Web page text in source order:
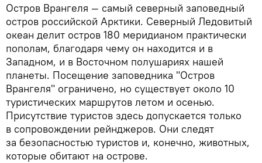
Остров Врангеля — самый северный заповедный
остров российской Арктики. Северный Ледовитый
океан делит остров 180 меридианом практически
пополам, благодаря чему он находится и в
Западном, и в Восточном полушариях нашей
планеты. Посещение заповедника "Остров
Врангеля" ограничено, но существует около 10
туристических маршрутов летом и осенью.
Присутствие туристов здесь допускается только
в сопровождении рейнджеров. Они следят
за безопасностью туристов и, конечно, животных,
которые обитают на острове.